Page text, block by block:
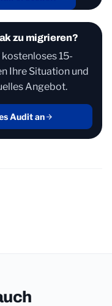
zu migrieren?
15-
Ihre Situation und
Angebot.
Audit an